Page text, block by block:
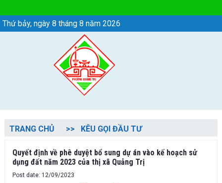
Thứ bảy, ngày 8 tháng 8 năm 2026
TRANG CHỦ KÊU GỌI ĐẦU TƯ
Quyết định về phê duyệt bổ sung dự án vào kế hoạch sử
dụng đất năm 2023 của thị xã Quảng Trị
Post date: 12/09/2023